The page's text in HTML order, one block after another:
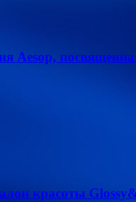
Aesop,
красоты